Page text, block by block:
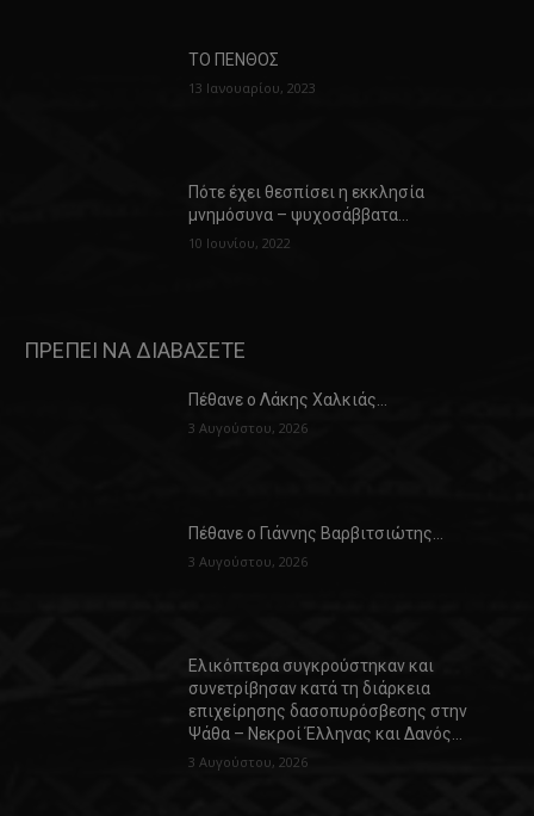
ΤΟ ΠΕΝΘΟΣ
13 Ιανουαρίου, 2023
Πότε έχει θεσπίσει η εκκλησία
μνημόσυνα – ψυχοσάββατα…
10 Ιουνίου, 2022
ΠΡΕΠΕΙ ΝΑ ΔΙΑΒΑΣΕΤΕ
Πέθανε ο Λάκης Χαλκιάς…
3 Αυγούστου, 2026
Πέθανε ο Γιάννης Βαρβιτσιώτης…
3 Αυγούστου, 2026
Ελικόπτερα συγκρούστηκαν και
συνετρίβησαν κατά τη διάρκεια
επιχείρησης δασοπυρόσβεσης στην
Ψάθα – Νεκροί Έλληνας και Δανός…
3 Αυγούστου, 2026